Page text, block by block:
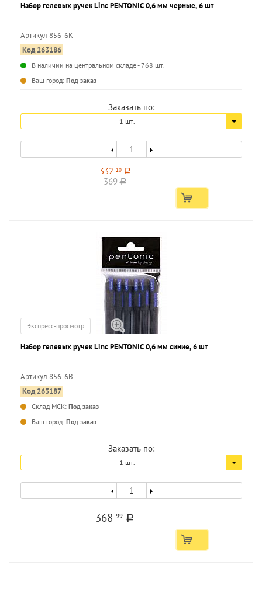
Набор гелевых ручек Linc PENTONIC 0,6 мм черные, 6 шт
Артикул 856-6K
Код 263186
В наличии на центральном складе - 768 шт.
Ваш город: Под заказ
Заказать по:
1 шт.
332 10 a
369a
Экспресс-просмотр
Набор гелевых ручек Linc PENTONIC 0,6 мм синие, 6 шт
Артикул 856-6B
Код 263187
Склад МСК: Под заказ
Ваш город: Под заказ
Заказать по:
1 шт.
36899 a